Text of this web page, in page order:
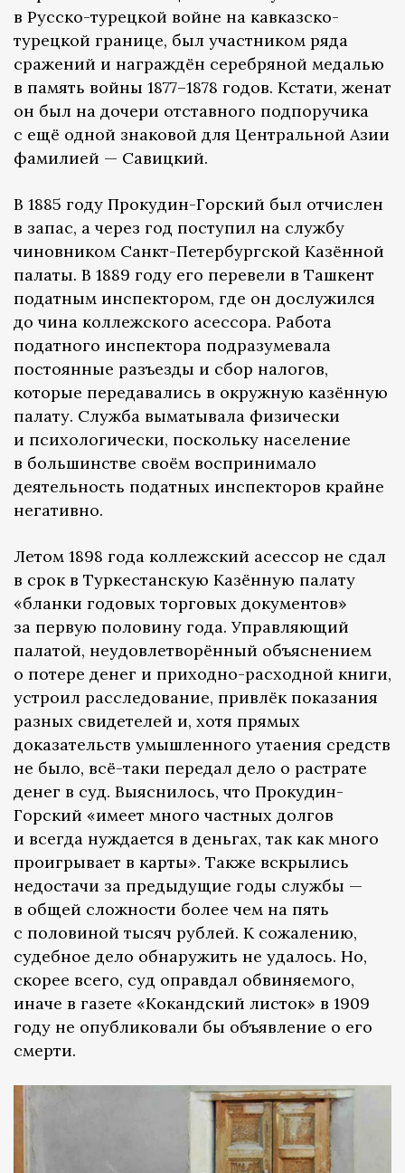
в Русско-турецкой войне на кавказско-
турецкой границе, был участником ряда
сражений и награждён серебряной медалью
в память войны 1877–1878 годов. Кстати, женат
он был на дочери отставного подпоручика
с ещё одной знаковой для Центральной Азии
фамилией — Савицкий.
В 1885 году Прокудин-Горский был отчислен
в запас, а через год поступил на службу
чиновником Санкт-Петербургской Казённой
палаты. В 1889 году его перевели в Ташкент
податным инспектором, где он дослужился
до чина коллежского асессора. Работа
податного инспектора подразумевала
постоянные разъезды и сбор налогов,
которые передавались в окружную казённую
палату. Служба выматывала физически
и психологически, поскольку население
в большинстве своём воспринимало
деятельность податных инспекторов крайне
негативно.
Летом 1898 года коллежский асессор не сдал
в срок в Туркестанскую Казённую палату
«бланки годовых торговых документов»
за первую половину года. Управляющий
палатой, неудовлетворённый объяснением
о потере денег и приходно-расходной книги,
устроил расследование, привлёк показания
разных свидетелей и, хотя прямых
доказательств умышленного утаения средств
не было, всё-таки передал дело о растрате
денег в суд. Выяснилось, что Прокудин-
Горский «имеет много частных долгов
и всегда нуждается в деньгах, так как много
проигрывает в карты». Также вскрылись
недостачи за предыдущие годы службы —
в общей сложности более чем на пять
с половиной тысяч рублей. К сожалению,
судебное дело обнаружить не удалось. Но,
скорее всего, суд оправдал обвиняемого,
иначе в газете «Кокандский листок» в 1909
году не опубликовали бы объявление о его
смерти.